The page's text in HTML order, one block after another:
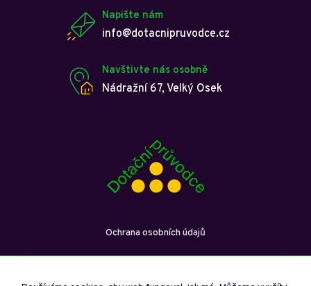
Napište nám
info@dotacnipruvodce.cz
Navštivte nás osobně
Nádražní 67, Velký Osek
Ochrana osobních údajů